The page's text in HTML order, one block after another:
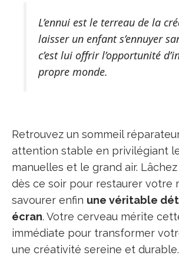
L’ennui est le terreau de la
laisser un enfant s’ennuyer
c’est lui offrir l’opportunité
propre monde.
Retrouvez un sommeil
attention stable en privilégiant
manuelles et le grand air.
dès ce soir pour restaurer votre
savourer enfin une véritable
écran. Votre cerveau mérite
immédiate pour transformer
une créativité sereine et durable.